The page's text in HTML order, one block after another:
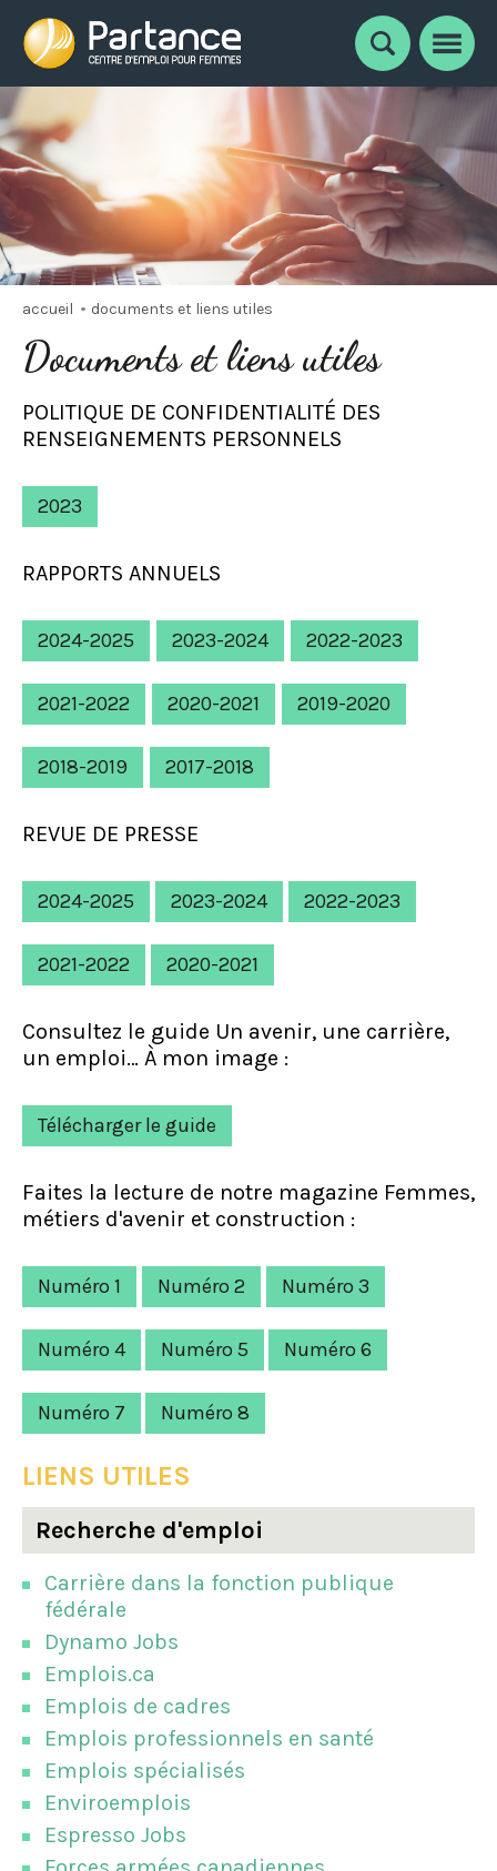
Notre équipe
Faire carrière chez Partance
Nouvelles
Témoignages
Documents et liens utiles
Nous joindre
accueil documents et liens utiles
Documents et liens utiles
POLITIQUE DE CONFIDENTIALITÉ DES
RENSEIGNEMENTS PERSONNELS
2023
RAPPORTS ANNUELS
2024-2025 2023-2024 2022-2023
2021-2022 2020-2021 2019-2020
2018-2019 2017-2018
REVUE DE PRESSE
2024-2025 2023-2024 2022-2023
2021-2022 2020-2021
Consultez le guide Un avenir, une carrière,
un emploi… À mon image :
Télécharger le guide
Faites la lecture de notre magazine Femmes,
métiers d'avenir et construction :
Numéro 1 Numéro 2 Numéro 3
Numéro 4 Numéro 5 Numéro 6
Numéro 7 Numéro 8
LIENS UTILES
Recherche d'emploi
Carrière dans la fonction publique
fédérale
Dynamo Jobs
Emplois.ca
Emplois de cadres
Emplois professionnels en santé
Emplois spécialisés
Enviroemplois
Espresso Jobs